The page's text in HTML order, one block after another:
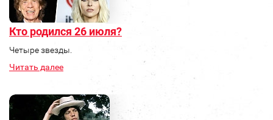
Кто родился 26 июля?
Четыре звезды.
Читать далее